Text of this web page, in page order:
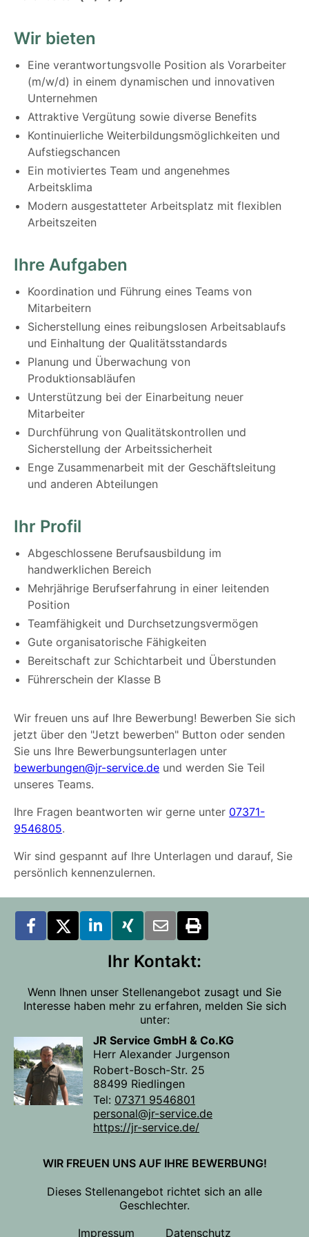
Wir bieten
Eine verantwortungsvolle Position als Vorarbeiter
(m/w/d) in einem dynamischen und innovativen
Unternehmen
Attraktive Vergütung sowie diverse Benefits
Kontinuierliche Weiterbildungsmöglichkeiten und
Aufstiegschancen
Ein motiviertes Team und angenehmes
Arbeitsklima
Modern ausgestatteter Arbeitsplatz mit flexiblen
Arbeitszeiten
Ihre Aufgaben
Koordination und Führung eines Teams von
Mitarbeitern
Sicherstellung eines reibungslosen Arbeitsablaufs
und Einhaltung der Qualitätsstandards
Planung und Überwachung von
Produktionsabläufen
Unterstützung bei der Einarbeitung neuer
Mitarbeiter
Durchführung von Qualitätskontrollen und
Sicherstellung der Arbeitssicherheit
Enge Zusammenarbeit mit der Geschäftsleitung
und anderen Abteilungen
Ihr Profil
Abgeschlossene Berufsausbildung im
handwerklichen Bereich
Mehrjährige Berufserfahrung in einer leitenden
Position
Teamfähigkeit und Durchsetzungsvermögen
Gute organisatorische Fähigkeiten
Bereitschaft zur Schichtarbeit und Überstunden
Führerschein der Klasse B
Wir freuen uns auf Ihre Bewerbung! Bewerben Sie sich
jetzt über den "Jetzt bewerben" Button oder senden
Sie uns Ihre Bewerbungsunterlagen unter
bewerbungen@jr-service.de und werden Sie Teil
unseres Teams.
Ihre Fragen beantworten wir gerne unter 07371-
9546805.
Wir sind gespannt auf Ihre Unterlagen und darauf, Sie
persönlich kennenzulernen.
Ihr Kontakt:
Wenn Ihnen unser Stellenangebot zusagt und Sie
Interesse haben mehr zu erfahren, melden Sie sich
unter:
JR Service GmbH & Co.KG
Herr Alexander Jurgenson
Robert-Bosch-Str. 25
88499 Riedlingen
Tel: 07371 9546801
personal@jr-service.de
https://jr-service.de/
WIR FREUEN UNS AUF IHRE BEWERBUNG!
Dieses Stellenangebot richtet sich an alle
Geschlechter.
Impressum
Datenschutz